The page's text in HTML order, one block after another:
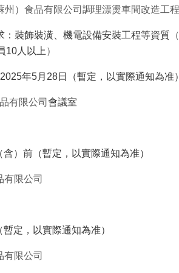
州）食品有限公司調理漂燙車間改造工
：裝飾裝潢、機電設備安裝工程等資質 （
10 人以上 ）
2025年5月 28日（暫定，以實際通知為准
有限公司 會議室
含）前（暫定，以實際通知為准）
有限公司
暫定，以實際通知為准）
有限公司